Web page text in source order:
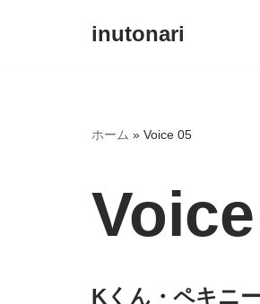
inutonari
ホーム » Voice 05
Kくん・ペキニ